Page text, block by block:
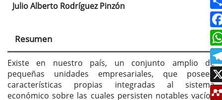
Contenido
principal
del
artículo
Julio Alberto Rodríguez Pinzón
Resumen
Existe en nuestro país, un conjunto amplio de
pequeñas unidades empresariales, que poseen
características propias integradas al sistema
económico sobre las cuales persisten notables vacíos